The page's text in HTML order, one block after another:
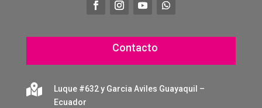
Contacto

Luque #632 y Garcia Aviles Guayaquil –
Ecuador